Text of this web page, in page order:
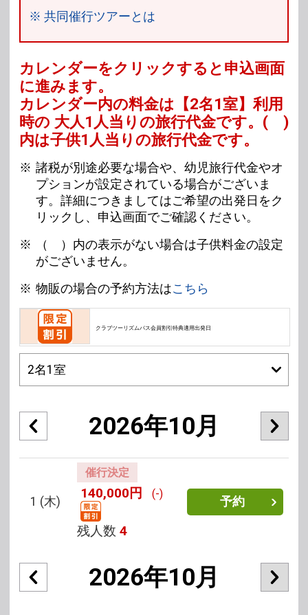
※ 共同催行ツアーとは
カレンダーをクリックすると申込画面
に進みます。
カレンダー内の料金は 【2名1室】利用
時の 大人1人当りの旅行代金です。 ( )
内は子供1人当りの旅行代金です。
諸税が別途必要な場合や、幼児旅行代金やオ
プションが設定されている場合がございま
す。詳細につきましてはご希望の出発日をク
リックし、申込画面でご確認ください。
（ ）内の表示がない場合は子供料金の設定
がございません。
物販の場合の予約方法はこちら
クラブツーリズムパス会員割引特典適用出発日
2026年10月
1 (木)
催行決定
140,000円 (-)
残人数 4
予約
2026年10月